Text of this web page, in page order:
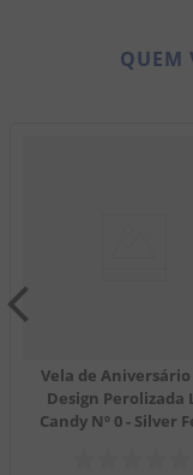
QUEM
Vela de
Design Perolizada
Candy Nº 0 - Silver